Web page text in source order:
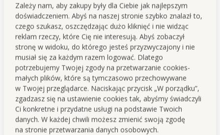
Zależy nam, aby zakupy były dla Ciebie jak najlepszym
doświadczeniem. Abyś na naszej stronie szybko znalazł to,
czego szukasz, oszczędzając dużo kliknięć i nie widząc
reklam rzeczy, które Cię nie interesują. Abyś zobaczył
stronę w widoku, do którego jesteś przyzwyczajony i nie
musiał się za każdym razem logować. Dlatego
potrzebujemy Twojej zgody na przetwarzanie cookies-
małych plików, które są tymczasowo przechowywane
w Twojej przeglądarce. Naciskając przycisk „W porządku”,
zgadzasz się na ustawienie cookies tak, abyśmy świadczyli
Ci konkretne i przydatne usługi na podstawie Twoich
danych. W każdej chwili możesz zmienić swoją zgodę
na stronie przetwarzania danych osobowych.
CIESZYMY SIĘ NA GRILLOWANIE